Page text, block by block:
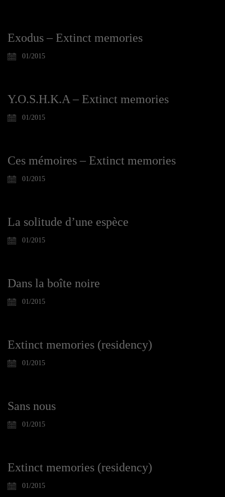
Exodus – Extinct memories
01/2015
Y.O.S.H.K.A – Extinct memories
01/2015
Ces mémoires – Extinct memories
01/2015
La solitude d’une espèce
01/2015
Dans la boîte noire
01/2015
Extinct memories (residency)
01/2015
Sans nous
01/2015
Extinct memories (residency)
01/2015